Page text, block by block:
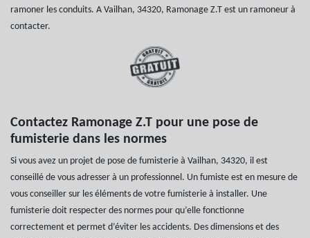
ramoner les conduits. A Vailhan, 34320, Ramonage Z.T est un ramoneur à
contacter.
Contactez Ramonage Z.T pour une pose de
fumisterie dans les normes
Si vous avez un projet de pose de fumisterie à Vailhan, 34320, il est
conseillé de vous adresser à un professionnel. Un fumiste est en mesure de
vous conseiller sur les éléments de votre fumisterie à installer. Une
fumisterie doit respecter des normes pour qu’elle fonctionne
correctement et permet d’éviter les accidents. Des dimensions et des